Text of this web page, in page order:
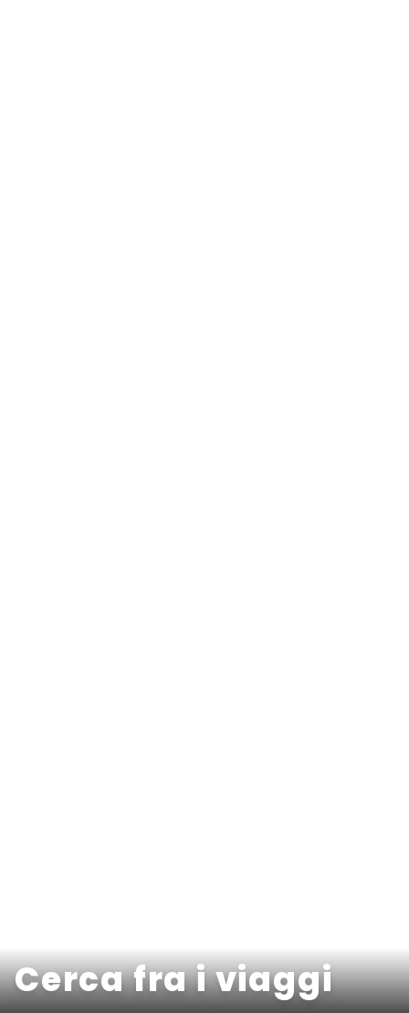
Cerca fra i viaggi